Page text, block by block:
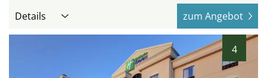
Details zum Angebot
4